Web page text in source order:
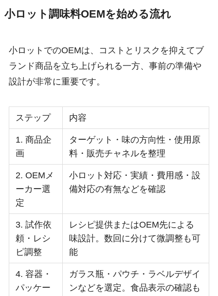
小ロット調味料OEMを始める流れ
小ロットでのOEMは、コストとリスクを抑えてブ
ランド商品を立ち上げられる一方、事前の準備や
設計が非常に重要です。
ステップ 内容
1. 商品企
画
ターゲット・味の方向性・使用原
料・販売チャネルを整理
2. OEMメ
ーカー選
定
小ロット対応・実績・費用感・設
備対応の有無などを確認
3. 試作依
頼・レシ
ピ調整
レシピ提供またはOEM先による
味設計。数回に分けて微調整も可
能
4. 容器・
パッケー
ガラス瓶・パウチ・ラベルデザイ
ンなどを選定。食品表示の確認も